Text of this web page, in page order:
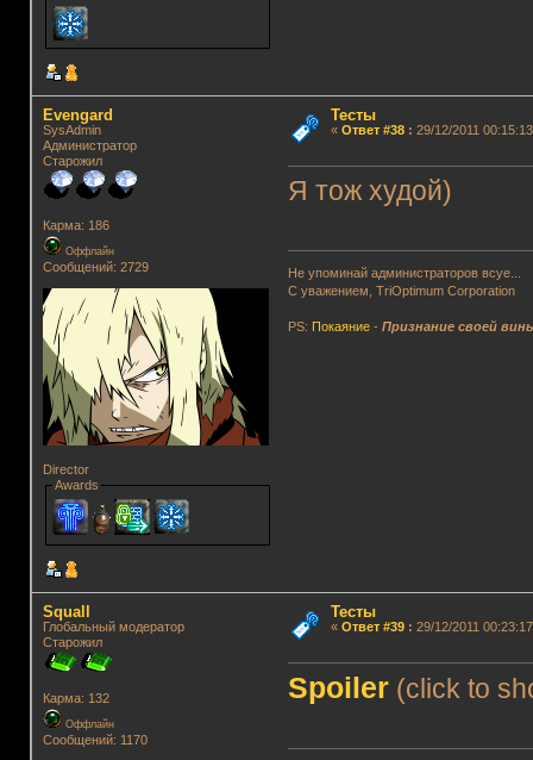
Evengard
SysAdmin
Администратор
Старожил
Карма: 186
Оффлайн
Сообщений: 2729
Director
Awards
Тесты
« Ответ #38: 29/12/2011
Я тож худой)
Не упоминай администраторов всуе...
С уважением, TriOptimum Corporation
PS: Покаяние -Признание своей
Squall
Глобальный модератор
Старожил
Карма: 132
Оффлайн
Сообщений: 1170
Тесты
« Ответ #39: 29/12/2011
Spoiler (click to